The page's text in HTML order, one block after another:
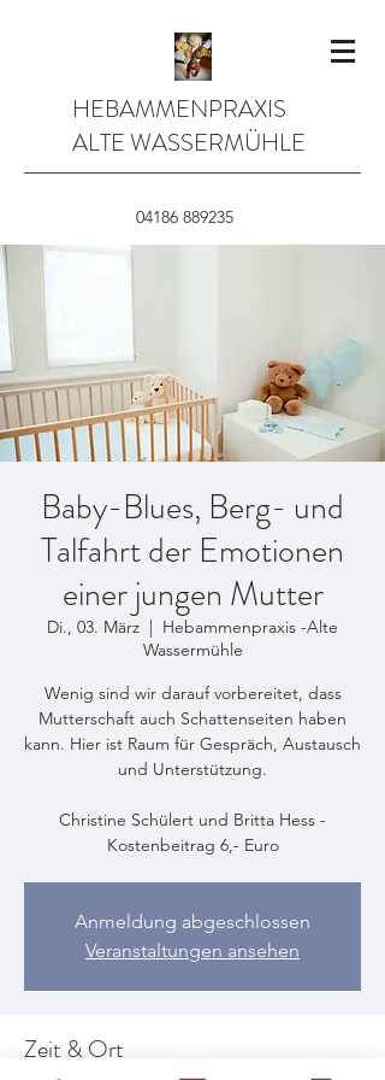
HEBAMMENPRAXIS
ALTE WASSERMÜHLE
04186 889235
Baby-Blues, Berg- und
Talfahrt der Emotionen
einer jungen Mutter
Di., 03. März
  |
Hebammenpraxis -Alte
Wassermühle
Wenig sind wir darauf vorbereitet, dass
Mutterschaft auch Schattenseiten haben
kann. Hier ist Raum für Gespräch, Austausch
und Unterstützung.
Christine Schülert und Britta Hess -
Kostenbeitrag 6,- Euro
Anmeldung abgeschlossen
Veranstaltungen ansehen
Zeit & Ort